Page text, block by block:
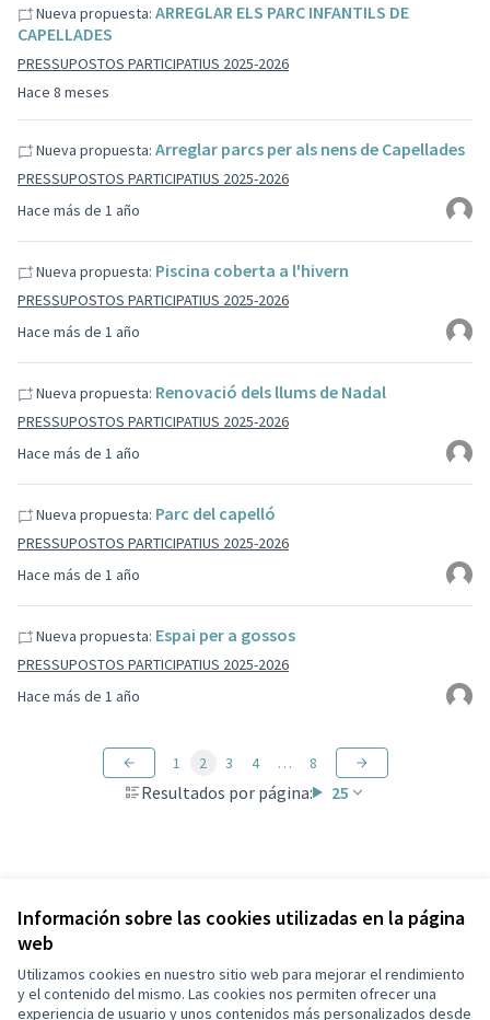
Información sobre las cookies utilizadas en la página
web
Utilizamos cookies en nuestro sitio web para mejorar el rendimiento
y el contenido del mismo. Las cookies nos permiten ofrecer una
experiencia de usuario y unos contenidos más personalizados desde
Hace 8 meses
Nueva propuesta: ARREGLAR ELS PARC INFANTILS DE
CAPELLADES
PRESSUPOSTOS PARTICIPATIUS 2025-2026
Hace más de 1 año
Nueva propuesta: Arreglar parcs per als nens de Capellades
PRESSUPOSTOS PARTICIPATIUS 2025-2026
Hace más de 1 año
Nueva propuesta: Piscina coberta a l'hivern
PRESSUPOSTOS PARTICIPATIUS 2025-2026
Hace más de 1 año
Nueva propuesta: Renovació dels llums de Nadal
PRESSUPOSTOS PARTICIPATIUS 2025-2026
Hace más de 1 año
Nueva propuesta: Parc del capelló
PRESSUPOSTOS PARTICIPATIUS 2025-2026
Hace más de 1 año
Nueva propuesta: Espai per a gossos
PRESSUPOSTOS PARTICIPATIUS 2025-2026
Resultados por página: 25
1 2 3 4 … 8
Términos y condiciones de uso
Configuración de cookies
Capellades en X
Capellades en Facebook